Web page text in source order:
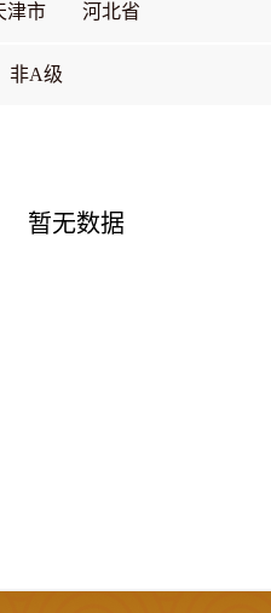
津市 河北省
非A级
暂无数据